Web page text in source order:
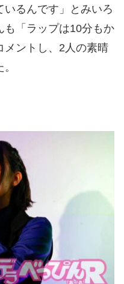
るんです」とみいろ
も「ラップは10分もか
メントし、2人の素晴